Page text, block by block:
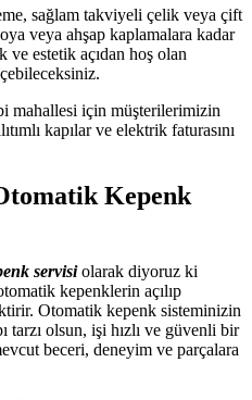
sağlam takviyeli çelik veya çift
veya ahşap kaplamalara kadar
estetik açıdan hoş olan
mahallesi için müşterilerimizin
kapılar ve elektrik faturasını
Kepenk
servisiolarak diyoruz ki
kepenklerin açılıp
Otomatik kepenk sisteminizin
tarzı olsun, işi hızlı ve güvenli bir
beceri, deneyim ve parçalara